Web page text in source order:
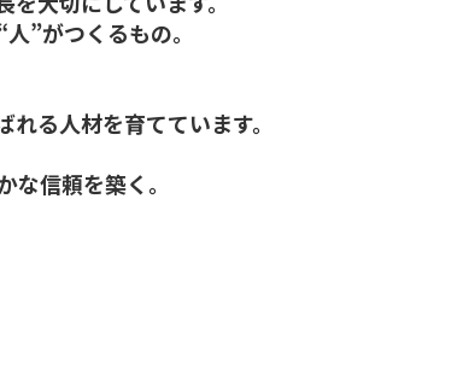
”がつくるもの。
る人材を育てています。
信頼を築く。